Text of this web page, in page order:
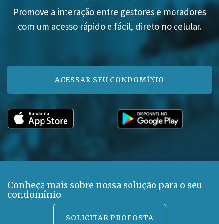
Promove a interação entre gestores e moradores
com um acesso rápido e fácil, direto no celular.
ACESSAR SEU CONDOMÍNIO
Conheça mais sobre nossa solução para o seu
condomínio
SOLICITAR PROPOSTA